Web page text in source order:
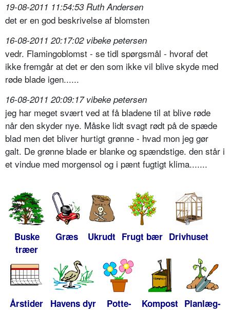
19-08-2011 11:54:53 Ruth Andersen
det er en god beskrivelse af blomsten
16-08-2011 20:17:02 vibeke petersen
vedr. Flamingoblomst - se tidl spørgsmål - hvoraf det
ikke fremgår at det er den som ikke vil blive skyde med
røde blade igen......
16-08-2011 20:09:17 vibeke petersen
jeg har meget svært ved at få bladene til at blive røde
når den skyder nye. Måske lidt svagt rødt på de spæde
blad men det bliver hurtigt grønne - hvad mon jeg gør
galt. De grønne blade er blanke og spændstige. den står i
et vindue med morgensol og i pænt fugtigt klima.......
Buske
træer
Græs Ukrudt Frugt bær Drivhuset
Årstider Havens dyr
Potte-
Kompost Planlæg-